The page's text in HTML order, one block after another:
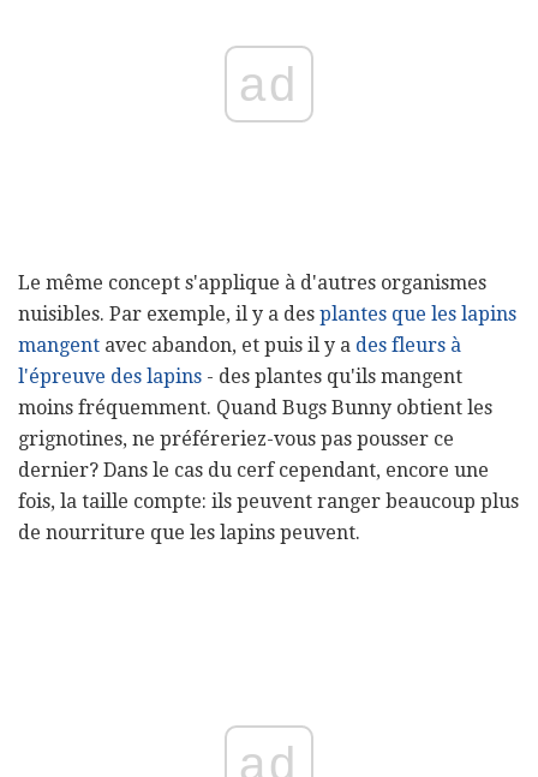
ad
Le même concept s'applique à d'autres organismes
nuisibles. Par exemple, il y a des plantes que les lapins
mangent avec abandon, et puis il y a des fleurs à
l'épreuve des lapins - des plantes qu'ils mangent
moins fréquemment. Quand Bugs Bunny obtient les
grignotines, ne préféreriez-vous pas pousser ce
dernier? Dans le cas du cerf cependant, encore une
fois, la taille compte: ils peuvent ranger beaucoup plus
de nourriture que les lapins peuvent.
ad